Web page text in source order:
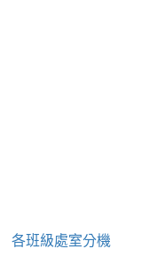
各班級處室分機